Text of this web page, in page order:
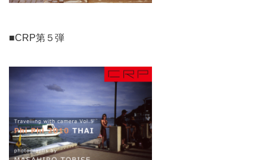
■CRP第５弾